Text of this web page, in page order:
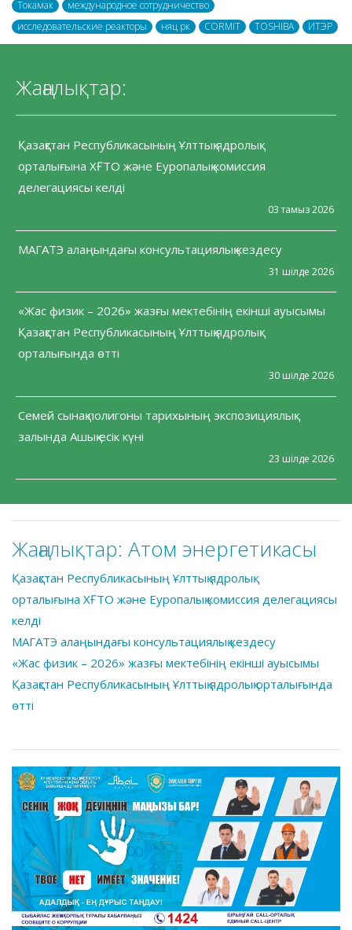
Токамак
международное сотрудничество
исследовательские реакторы
няц рк CORMIT TOSHIBA ИТЭР
Жаңалықтар:
Қазақстан Республикасының Ұлттық ядролық
орталығына ХҒТО және Еуропалық комиссия
делегациясы келді
03 тамыз 2026
МАГАТЭ алаңындағы консультациялық кездесу
31 шілде 2026
«Жас физик – 2026» жазғы мектебінің екінші ауысымы
Қазақстан Республикасының Ұлттық ядролық
орталығында өтті
30 шілде 2026
Семей сынақ полигоны тарихының экспозициялық
залында Ашық есік күні
23 шілде 2026
Жаңалықтар: Атом энергетикасы
Қазақстан Республикасының Ұлттық ядролық
орталығына ХҒТО және Еуропалық комиссия делегациясы
келді
МАГАТЭ алаңындағы консультациялық кездесу
«Жас физик – 2026» жазғы мектебінің екінші ауысымы
Қазақстан Республикасының Ұлттық ядролық орталығында
өтті